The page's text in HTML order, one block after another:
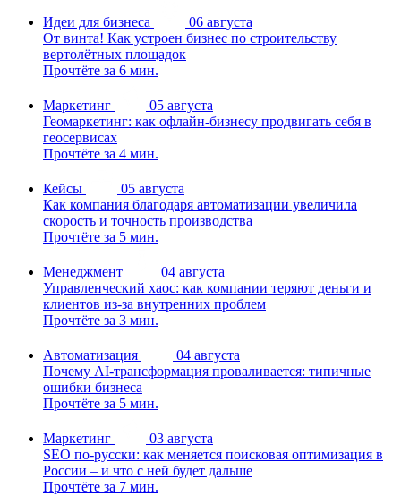
Идеи для бизнеса
06 августа
От винта! Как устроен бизнес по строительству
вертолётных площадок
Прочтёте за 6 мин.
Маркетинг
05 августа
Геомаркетинг: как офлайн-бизнесу продвигать себя в
геосервисах
Прочтёте за 4 мин.
Кейсы
05 августа
Как компания благодаря автоматизации увеличила
скорость и точность производства
Прочтёте за 5 мин.
Менеджмент
04 августа
Управленческий хаос: как компании теряют деньги и
клиентов из-за внутренних проблем
Прочтёте за 3 мин.
Автоматизация
04 августа
Почему AI-трансформация проваливается: типичные
ошибки бизнеса
Прочтёте за 5 мин.
Маркетинг
03 августа
SEO по-русски: как меняется поисковая оптимизация в
России – и что с ней будет дальше
Прочтёте за 7 мин.